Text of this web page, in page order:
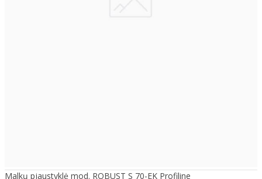
Malkų pjaustyklė mod. ROBUST S 70-EK Profiline